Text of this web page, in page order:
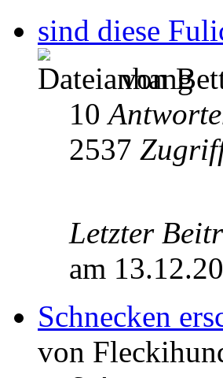
sind diese
von
10
2537
Letzter
am
Schnecken
von